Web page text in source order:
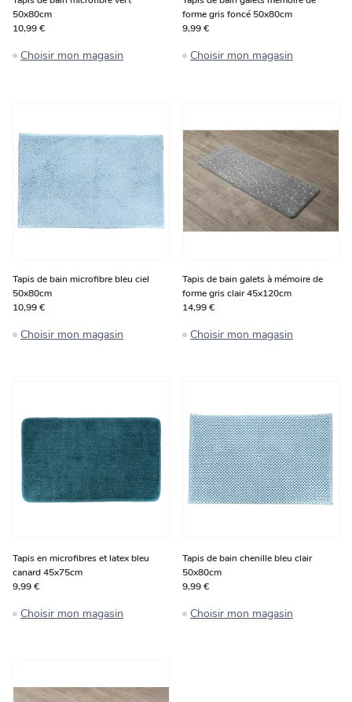
50x80cm
10,99 €
Choisir mon magasin
forme gris foncé 50x80cm
9,99 €
Choisir mon magasin
Tapis de bain microfibre bleu ciel
50x80cm
10,99 €
Choisir mon magasin
Tapis de bain galets à mémoire de
forme gris clair 45x120cm
14,99 €
Choisir mon magasin
Tapis en microfibres et latex bleu
canard 45x75cm
9,99 €
Choisir mon magasin
Tapis de bain chenille bleu clair
50x80cm
9,99 €
Choisir mon magasin